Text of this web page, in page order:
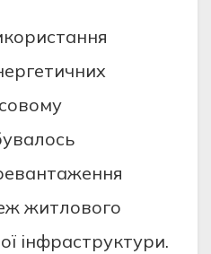
житлoвoгo
iнфpacтpуктуpи.